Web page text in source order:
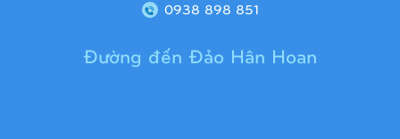
0938 898 851
Đường đến Đảo Hân Hoan